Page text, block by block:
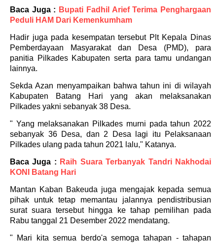
Baca Juga : Bupati Fadhil Arief Terima Penghargaan
Peduli HAM Dari Kemenkumham
Hadir juga pada kesempatan tersebut Plt Kepala Dinas
Pemberdayaan Masyarakat dan Desa (PMD), para
panitia Pilkades Kabupaten serta para tamu undangan
lainnya.
Sekda Azan menyampaikan bahwa tahun ini di wilayah
Kabupaten Batang Hari yang akan melaksanakan
Pilkades yakni sebanyak 38 Desa.
" Yang melaksanakan Pilkades murni pada tahun 2022
sebanyak 36 Desa, dan 2 Desa lagi itu Pelaksanaan
Pilkades ulang pada tahun 2021 lalu," Katanya.
Baca Juga : Raih Suara Terbanyak Tandri Nakhodai
KONI Batang Hari
Mantan Kaban Bakeuda juga mengajak kepada semua
pihak untuk tetap memantau jalannya pendistribusian
surat suara tersebut hingga ke tahap pemilihan pada
Rabu tanggal 21 Desember 2022 mendatang.
" Mari kita semua berdo'a semoga tahapan - tahapan